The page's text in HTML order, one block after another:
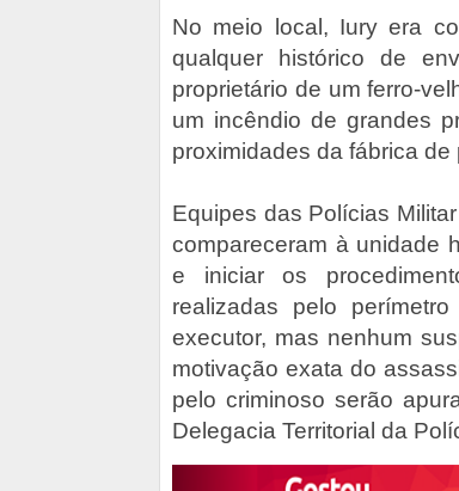
No meio local, Iury era
qualquer histórico de
proprietário de um ferro-
um incêndio de grandes
proximidades da fábrica
Equipes das Polícias
compareceram à unidade
e iniciar os
realizadas pelo
executor, mas nenhum
motivação exata do
pelo criminoso serão
Delegacia Territorial da